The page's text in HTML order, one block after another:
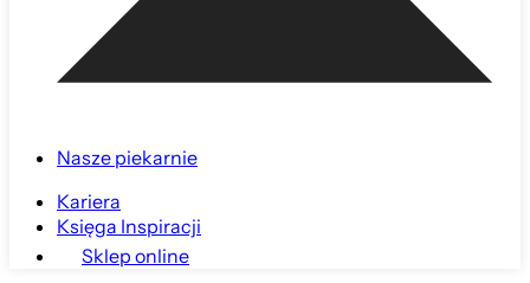
Nasze piekarnie
Kariera
Księga Inspiracji
Sklep online